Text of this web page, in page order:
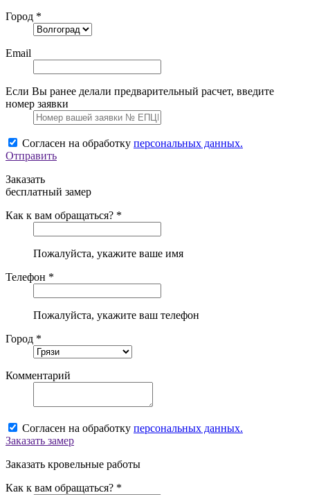
Город *
Email
Если Вы ранее делали предварительный расчет, введите
номер заявки
Согласен на обработку персональных данных.
Отправить
Заказать
бесплатный замер
Как к вам обращаться? *
Пожалуйста, укажите ваше имя
Телефон *
Пожалуйста, укажите ваш телефон
Город *
Комментарий
Согласен на обработку персональных данных.
Заказать замер
Заказать кровельные работы
Как к вам обращаться? *